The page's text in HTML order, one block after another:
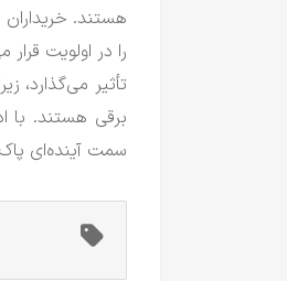
هستند.
را در اولویت
تأثیر می‌گذارد،
برقی هستند. با
سمت آینده‌ای